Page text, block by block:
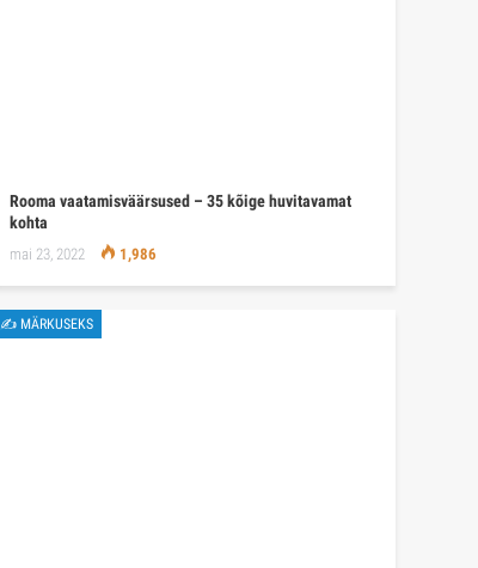
Rooma vaatamisväärsused – 35 kõige huvitavamat
kohta
mai 23, 2022 1,986
✍ MÄRKUSEKS